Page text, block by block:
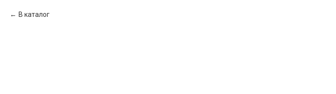
В каталог